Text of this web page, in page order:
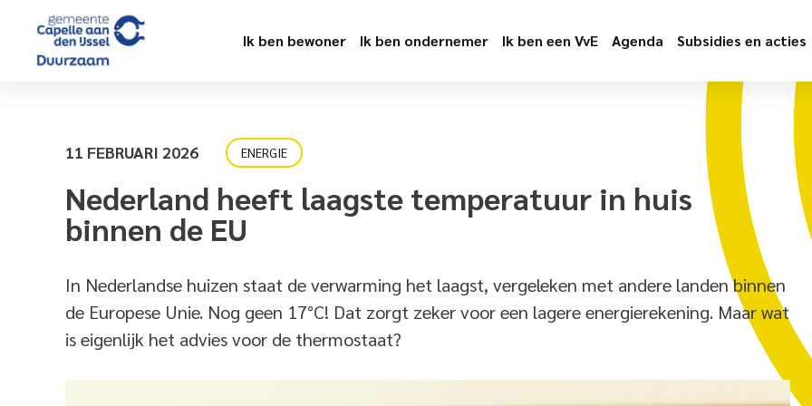
Ik ben bewoner Ik ben ondernemer Ik ben een VvE Agenda Subsidies en acties
11 FEBRUARI 2026 ENERGIE
Nederland heeft laagste temperatuur in huis
binnen de EU
In Nederlandse huizen staat de verwarming het laagst, vergeleken met andere landen binnen
de Europese Unie. Nog geen 17°C! Dat zorgt zeker voor een lagere energierekening. Maar wat
is eigenlijk het advies voor de thermostaat?